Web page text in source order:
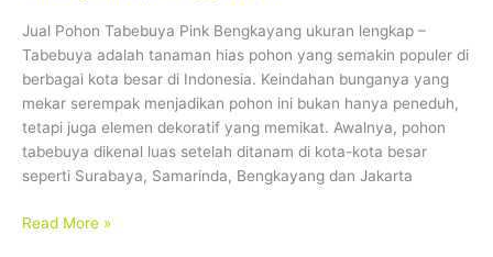
Jual Pohon Tabebuya Pink Bengkayang ukuran lengkap –
Tabebuya adalah tanaman hias pohon yang semakin populer di
berbagai kota besar di Indonesia. Keindahan bunganya yang
mekar serempak menjadikan pohon ini bukan hanya peneduh,
tetapi juga elemen dekoratif yang memikat. Awalnya, pohon
tabebuya dikenal luas setelah ditanam di kota-kota besar
seperti Surabaya, Samarinda, Bengkayang dan Jakarta
Ukuran
Lengkap,
Siap
Tanam
Read More »